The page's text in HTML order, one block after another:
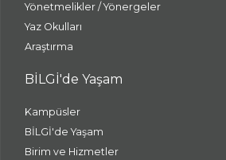
Yönetmelikler / Yönergeler
Yaz Okulları
Araştırma
BİLGİ'de Yaşam
Kampüsler
BİLGİ'de Yaşam
Birim ve Hizmetler